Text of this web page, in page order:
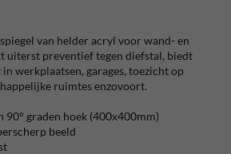
van helder acryl voor wand- en
uiterst preventief tegen diefstal, biedt
werkplaatsen, garages, toezicht op
ruimtes enzovoort.
graden hoek (400x400mm)
beeld